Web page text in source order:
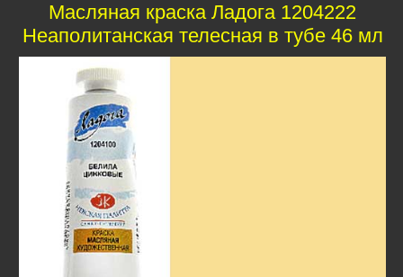
Масляная краска Ладога 1204222
Неаполитанская телесная в тубе 46 мл